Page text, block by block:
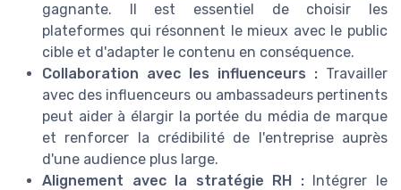
gagnante. Il est essentiel de choisir les
plateformes qui résonnent le mieux avec le public
cible et d'adapter le contenu en conséquence.
Collaboration avec les influenceurs : Travailler
avec des influenceurs ou ambassadeurs pertinents
peut aider à élargir la portée du média de marque
et renforcer la crédibilité de l'entreprise auprès
d'une audience plus large.
Alignement avec la stratégie RH :Intégrer le